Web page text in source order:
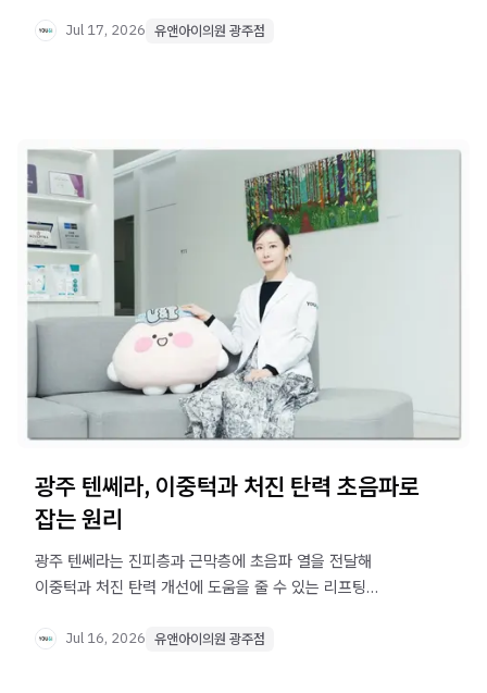
Jul 17, 2026 유앤아이의원 광주점
광주 텐쎄라, 이중턱과 처진 탄력 초음파로
잡는 원리
광주 텐쎄라는 진피층과 근막층에 초음파 열을 전달해
이중턱과 처진 탄력 개선에 도움을 줄 수 있는 리프팅
Jul 16, 2026 유앤아이의원 광주점